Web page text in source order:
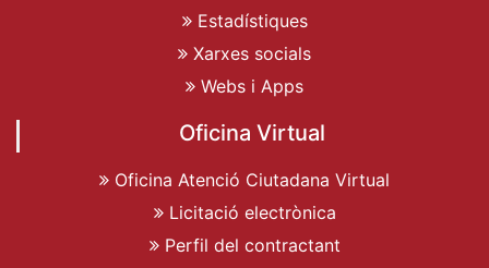
Estadístiques
Xarxes socials
Webs i Apps
Oficina Virtual
Oficina Atenció Ciutadana Virtual
Licitació electrònica
Perfil del contractant